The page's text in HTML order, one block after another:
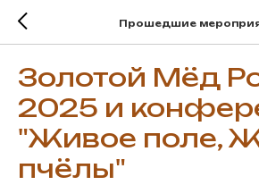
Прошедшие
Золотой Мёд
2025 и
"Живое поле,
пчёлы"